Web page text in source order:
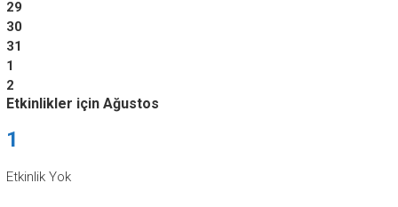
29
30
31
1
2
Etkinlikler için Ağustos
1
Etkinlik Yok